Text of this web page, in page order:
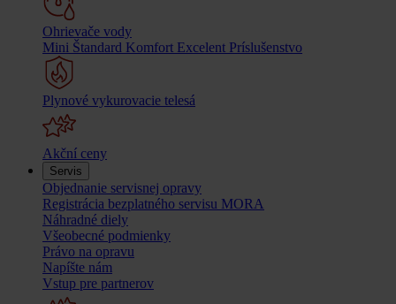
Ohrievače vody
Mini Štandard Komfort Excelent Príslušenstvo
Plynové vykurovacie telesá
Akční ceny
Servis
Objednanie servisnej opravy
Registrácia bezplatného servisu MORA
Náhradné diely
Všeobecné podmienky
Právo na opravu
Napíšte nám
Vstup pre partnerov